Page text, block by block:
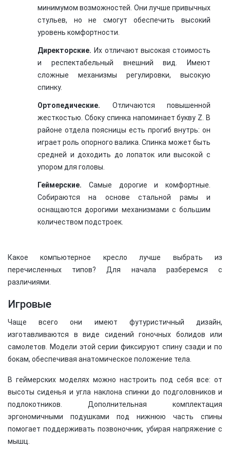
минимумом возможностей. Они лучше привычных
стульев, но не смогут обеспечить высокий
уровень комфортности.
Директорские. Их отличают высокая стоимость
и респектабельный внешний вид. Имеют
сложные механизмы регулировки, высокую
спинку.
Ортопедические. Отличаются повышенной
жесткостью. Сбоку спинка напоминает букву Z. В
районе отдела поясницы есть прогиб внутрь: он
играет роль опорного валика. Спинка может быть
средней и доходить до лопаток или высокой с
упором для головы.
Геймерские. Самые дорогие и комфортные.
Собираются на основе стальной рамы и
оснащаются дорогими механизмами с большим
количеством подстроек.
Какое компьютерное кресло лучше выбрать из
перечисленных типов? Для начала разберемся с
различиями.
Игровые
Чаще всего они имеют футуристичный дизайн,
изготавливаются в виде сидений гоночных болидов или
самолетов. Модели этой серии фиксируют спину сзади и по
бокам, обеспечивая анатомическое положение тела.
В геймерских моделях можно настроить под себя все: от
высоты сиденья и угла наклона спинки до подголовников и
подлокотников. Дополнительная комплектация
эргономичными подушками под нижнюю часть спины
помогает поддерживать позвоночник, убирая напряжение с
мышц.